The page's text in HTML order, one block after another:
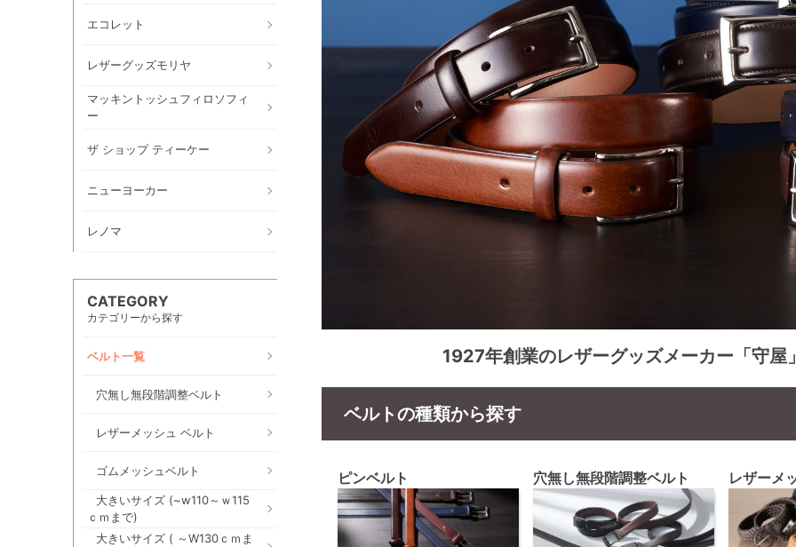
エコレット
レザーグッズモリヤ
マッキントッシュフィロソフィ
ー
ザ ショップ ティーケー
ニューヨーカー
レノマ
CATEGORY
カテゴリーから探す
ベルト一覧
穴無し無段階調整ベルト
レザーメッシュ ベルト
ゴムメッシュベルト
大きいサイズ (~w110～ｗ115
ｃｍまで)
大きいサイズ ( ～W130ｃｍま
1927年創業のレザーグッズメーカー「守屋
ベルトの種類から探す
ピンベルト 穴無し無段階調整ベルト レザーメ